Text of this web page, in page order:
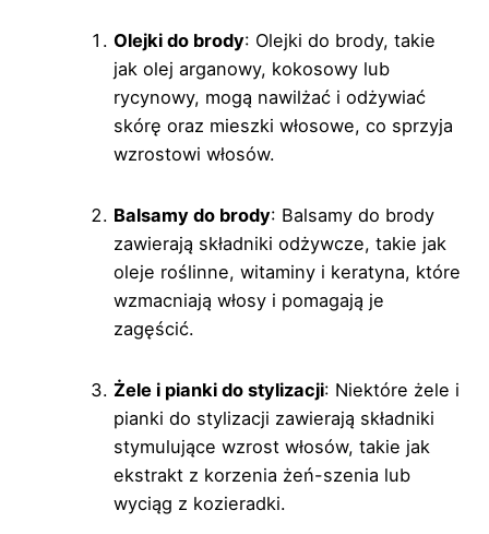
Olejki do brody: Olejki do brody, takie
jak olej arganowy, kokosowy lub
rycynowy, mogą nawilżać i odżywiać
skórę oraz mieszki włosowe, co sprzyja
wzrostowi włosów.
Balsamy do brody: Balsamy do brody
zawierają składniki odżywcze, takie jak
oleje roślinne, witaminy i keratyna, które
wzmacniają włosy i pomagają je
zagęścić.
Żele i pianki do stylizacji: Niektóre żele i
pianki do stylizacji zawierają składniki
stymulujące wzrost włosów, takie jak
ekstrakt z korzenia żeń-szenia lub
wyciąg z kozieradki.